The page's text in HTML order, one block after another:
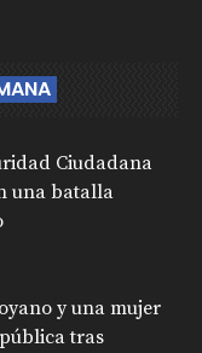
Ciudadana
una batalla
y una mujer
tras